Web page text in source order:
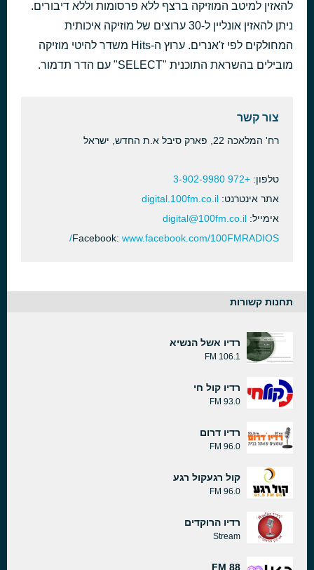
להאזין למיטב המוזיקה ברצף ללא פרסומות וללא דיבורים.
ניתן להאזין אונליין ל-30 ערוצים של מוזיקה איכותית
המחולקים לפי ז'אנרים. ערוץ ה-Hits משדר להיטי מוזיקה
מובילים בהשראת התוכנית "SELECT" עם הדר תדמור.
צור קשר
רח' המלאכה 22, פארק סיבל א.ת החדש‎, ישראל
טלפון: +972 3-902-9980
אתר אינטרנט: digital.100fm.co.il
אימייל: digital@100fm.co.il
Facebook: www.facebook.com/100FMRADIOS/
תחנות קשורות
רדיו אשל הנשיא
106.1 FM
רדיו קול חי
93.0 FM
רדיו דרום
96.0 FM
קול רגעקול רגע
96.0 FM
רדיו הרוקדים
Stream
88 FM